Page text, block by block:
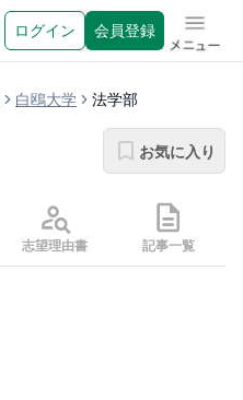
ログイン 会員登録 メニュ
白鴎大学 法学部
お気に入り
志望理由書 記事一覧